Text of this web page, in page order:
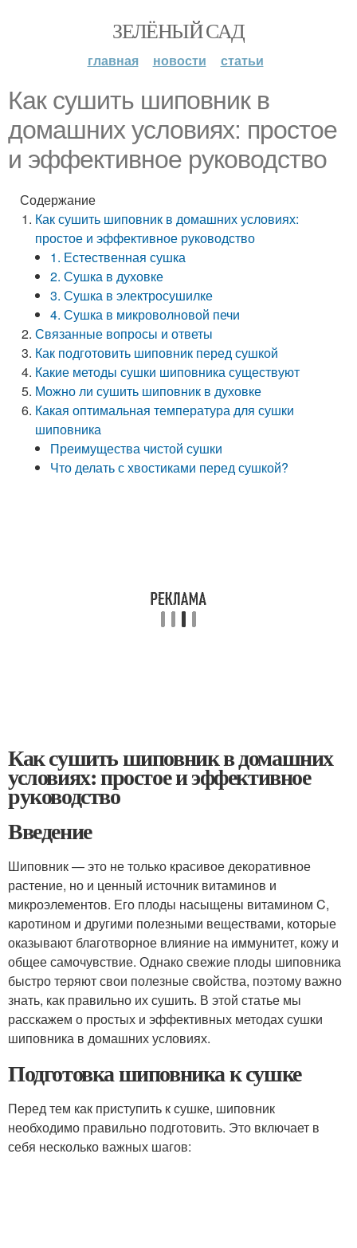
ЗЕЛЁНЫЙ САД
главная новости статьи
Как сушить шиповник в
домашних условиях: простое
и эффективное руководство
Содержание
Как сушить шиповник в домашних условиях:
простое и эффективное руководство
1. Естественная сушка
2. Сушка в духовке
3. Сушка в электросушилке
4. Сушка в микроволновой печи
Связанные вопросы и ответы
Как подготовить шиповник перед сушкой
Какие методы сушки шиповника существуют
Можно ли сушить шиповник в духовке
Какая оптимальная температура для сушки
шиповника
Преимущества чистой сушки
Что делать с хвостиками перед сушкой?
Как сушить шиповник в домашних
условиях: простое и эффективное
руководство
Введение
Шиповник — это не только красивое декоративное
растение, но и ценный источник витаминов и
микроэлементов. Его плоды насыщены витамином C,
каротином и другими полезными веществами, которые
оказывают благотворное влияние на иммунитет, кожу и
общее самочувствие. Однако свежие плоды шиповника
быстро теряют свои полезные свойства, поэтому важно
знать, как правильно их сушить. В этой статье мы
расскажем о простых и эффективных методах сушки
шиповника в домашних условиях.
Подготовка шиповника к сушке
Перед тем как приступить к сушке, шиповник
необходимо правильно подготовить. Это включает в
себя несколько важных шагов: